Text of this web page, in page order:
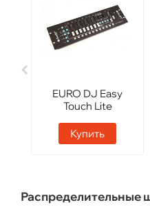
EURO DJ Easy
Touch Lite
Купить
Распределительные